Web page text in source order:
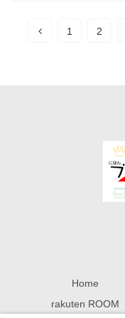
1 2
Home
rakuten ROOM